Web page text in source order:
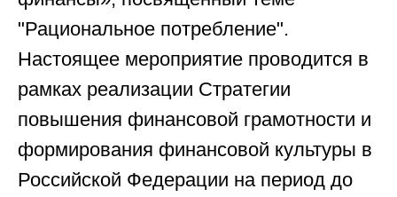
"Рациональное потребление".
Настоящее мероприятие проводится в
рамках реализации Стратегии
повышения финансовой грамотности и
формирования финансовой культуры в
Российской Федерации на период до